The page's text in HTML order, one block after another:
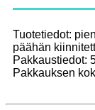
Tuotetiedot:
päähän
Pakkaustiedot:
Pakkauksen